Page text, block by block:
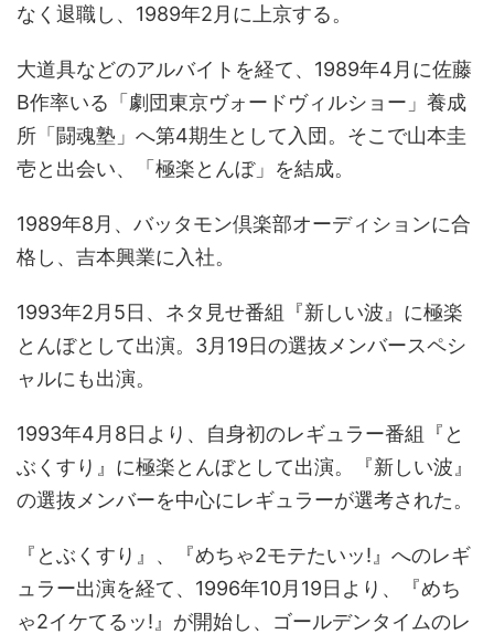
なく退職し、1989年2月に上京する。
大道具などのアルバイトを経て、1989年4月に佐藤
B作率いる「劇団東京ヴォードヴィルショー」養成
所「闘魂塾」へ第4期生として入団。そこで山本圭
壱と出会い、「極楽とんぼ」を結成。
1989年8月、バッタモン倶楽部オーディションに合
格し、吉本興業に入社。
1993年2月5日、ネタ見せ番組『新しい波』に極楽
とんぼとして出演。3月19日の選抜メンバースペシ
ャルにも出演。
1993年4月8日より、自身初のレギュラー番組『と
ぶくすり』に極楽とんぼとして出演。『新しい波』
の選抜メンバーを中心にレギュラーが選考された。
『とぶくすり』、『めちゃ2モテたいッ!』へのレギ
ュラー出演を経て、1996年10月19日より、『めち
ゃ2イケてるッ!』が開始し、ゴールデンタイムのレ